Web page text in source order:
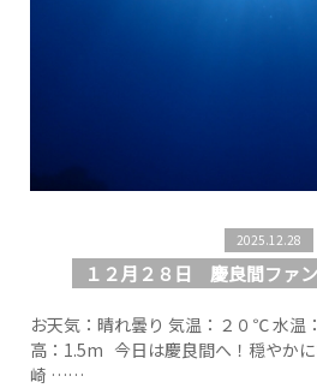
2025.12.28
１２月２８日 慶良間ファ
お天気：晴れ曇り 気温：２０℃ 水温
高：1.5m 今日は慶良間へ！穏やか
崎 ……